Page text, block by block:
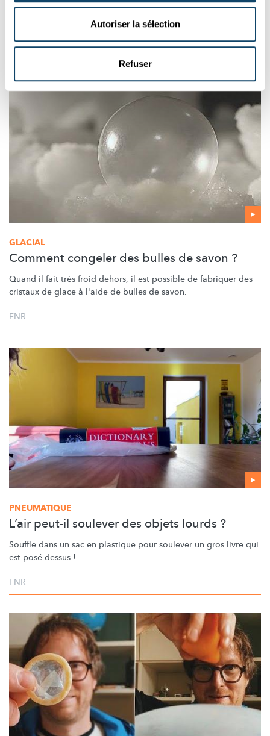
Autoriser la sélection
Refuser
un courant électrique sans danger.
FNR
GLACIAL
Comment congeler des bulles de savon ?
Quand il fait très froid dehors, il est possible de fabriquer des
cristaux de glace à l'aide de bulles de savon.
FNR
PNEUMATIQUE
L’air peut-il soulever des objets lourds ?
Souffle dans un sac en plastique pour soulever un gros livre qui
est posé dessus !
FNR